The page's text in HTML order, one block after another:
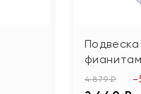
4 879 ₽ -